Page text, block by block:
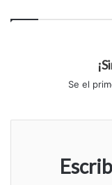
Se el